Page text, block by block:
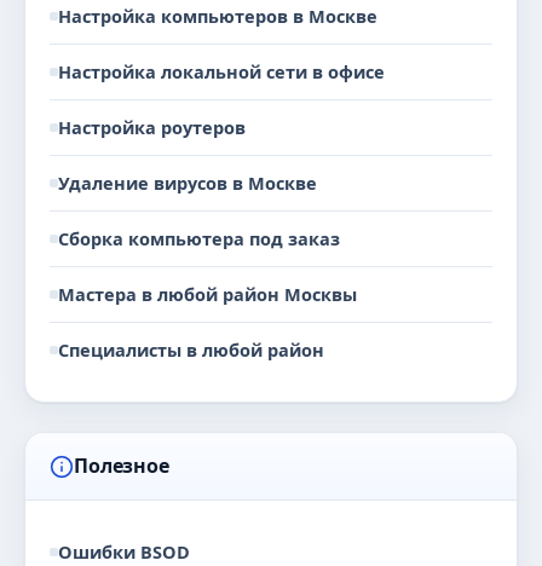
Настройка компьютеров в Москве
Настройка локальной сети в офисе
Настройка роутеров
Удаление вирусов в Москве
Сборка компьютера под заказ
Мастера в любой район Москвы
Специалисты в любой район
Полезное
Ошибки BSOD